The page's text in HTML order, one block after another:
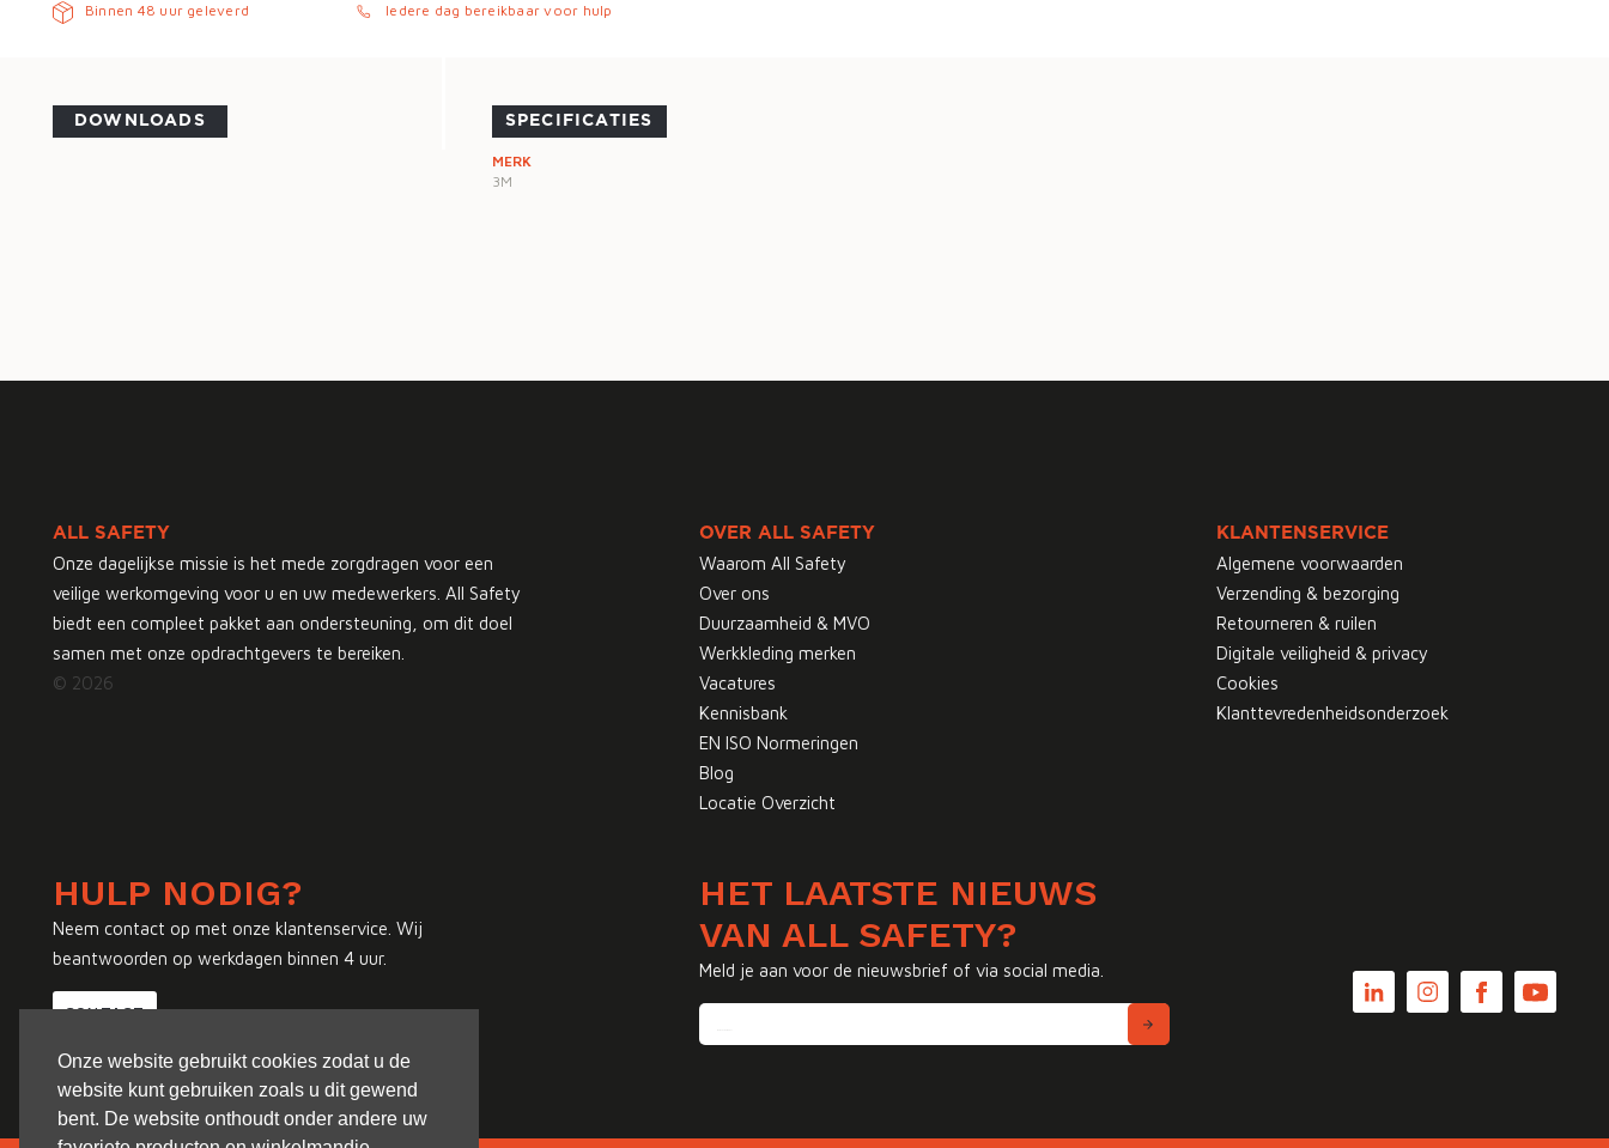
Onze website gebruikt cookies zodat u de
website kunt gebruiken zoals u dit gewend
bent. De website onthoudt onder andere uw
Binnen 48 uur geleverd
Iedere dag bereikbaar voor hulp
DOWNLOADS SPECIFICATIES
MERK
3M
ALL SAFETY
Onze dagelijkse missie is het mede zorgdragen voor een
veilige werkomgeving voor u en uw medewerkers. All Safety
biedt een compleet pakket aan ondersteuning, om dit doel
samen met onze opdrachtgevers te bereiken.
© 2026
OVER ALL SAFETY
Waarom All Safety
Over ons
Duurzaamheid & MVO
Werkkleding merken
Vacatures
Kennisbank
EN ISO Normeringen
Blog
Locatie Overzicht
KLANTENSERVICE
Algemene voorwaarden
Verzending & bezorging
Retourneren & ruilen
Digitale veiligheid & privacy
Cookies
Klanttevredenheidsonderzoek
HULP NODIG?
Neem contact op met onze klantenservice. Wij
beantwoorden op werkdagen binnen 4 uur.
CONTACT
HET LAATSTE NIEUWS
VAN ALL SAFETY?
Meld je aan voor de nieuwsbrief of via social media.